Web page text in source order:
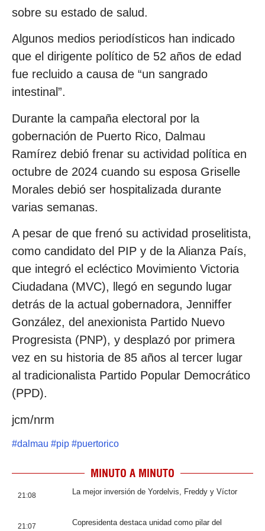
sobre su estado de salud.
Algunos medios periodísticos han indicado
que el dirigente político de 52 años de edad
fue recluido a causa de “un sangrado
intestinal”.
Durante la campaña electoral por la
gobernación de Puerto Rico, Dalmau
Ramírez debió frenar su actividad política en
octubre de 2024 cuando su esposa Griselle
Morales debió ser hospitalizada durante
varias semanas.
A pesar de que frenó su actividad proselitista,
como candidato del PIP y de la Alianza País,
que integró el ecléctico Movimiento Victoria
Ciudadana (MVC), llegó en segundo lugar
detrás de la actual gobernadora, Jenniffer
González, del anexionista Partido Nuevo
Progresista (PNP), y desplazó por primera
vez en su historia de 85 años al tercer lugar
al tradicionalista Partido Popular Democrático
(PPD).
jcm/nrm
#dalmau #pip #puertorico
MINUTO A MINUTO
21:08 La mejor inversión de Yordelvis, Freddy y Víctor
21:07
Copresidenta destaca unidad como pilar del